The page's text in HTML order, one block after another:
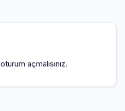
oturum açmalısınız.